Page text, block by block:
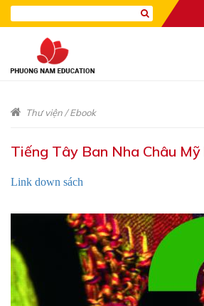
Thư viện/Ebook
Tiếng Tây Ban Nha Châu
Link down sách